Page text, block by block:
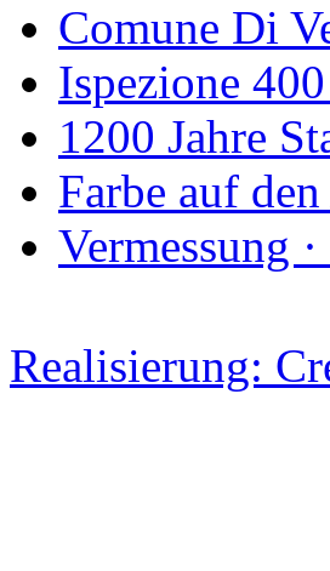
Comune Di
Ispezione
1200 Jahre
Farbe auf
Vermessung
Realisierung: